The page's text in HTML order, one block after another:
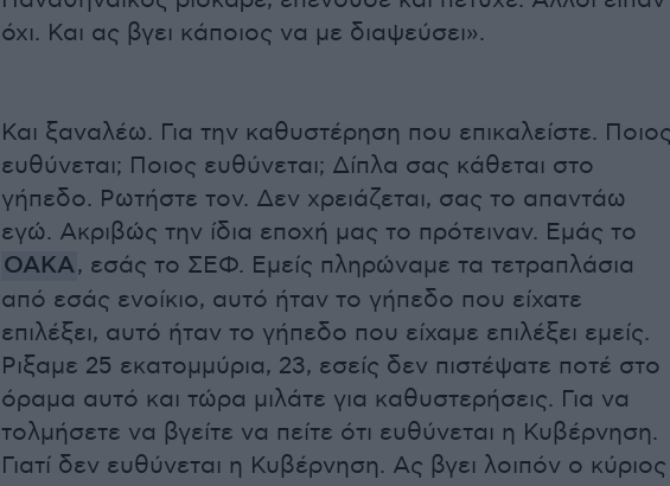
όχι. Και ας βγει κάποιος να με διαψεύσει».
Και ξαναλέω. Για την καθυστέρηση που επικαλείστε.
ευθύνεται; Ποιος ευθύνεται; Δίπλα σας κάθεται στο
γήπεδο. Ρωτήστε τον. Δεν χρειάζεται, σας το απαντάω
εγώ. Ακριβώς την ίδια εποχή μας το πρότειναν. Εμάς το
ΟΑΚΑ, εσάς το ΣΕΦ. Εμείς πληρώναμε τα τετραπλάσια
από εσάς ενοίκιο, αυτό ήταν το γήπεδο που είχατε
επιλέξει, αυτό ήταν το γήπεδο που είχαμε επιλέξει εμείς.
Ριξαμε 25 εκατομμύρια, 23, εσείς δεν πιστέψατε ποτέ στο
όραμα αυτό και τώρα μιλάτε για καθυστερήσεις. Για να
τολμήσετε να βγείτε να πείτε ότι ευθύνεται η Κυβέρνηση.
Γιατί δεν ευθύνεται η Κυβέρνηση. Ας βγει λοιπόν ο κύριος